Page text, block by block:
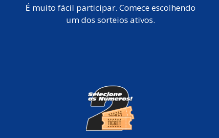
É muito fácil participar. Comece escolhendo
um dos sorteios ativos.